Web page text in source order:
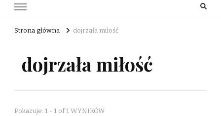
Strona główna dojrzała miłość
dojrzała miłość
Pokazuje: 1 - 1 of 1 WYNIKÓW